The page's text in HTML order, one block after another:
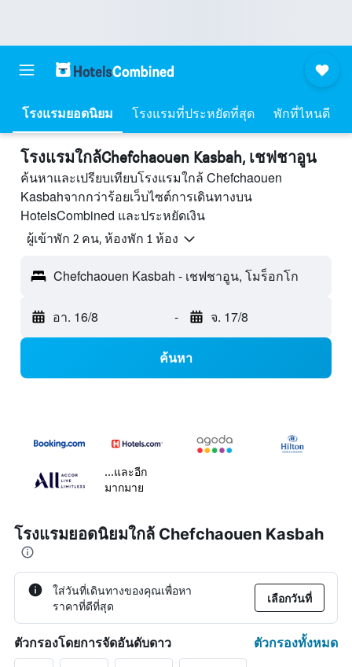
โรงแรมยอดนิยม โรงแรมที่ประหยัดที่สุด พักที่ไหนดี
โรงแรมใกล้Chefchaouen Kasbah, เชฟชาอูน
ค้นหาและเปรียบเทียบโรงแรมใกล้ Chefchaouen
Kasbahจากกว่าร้อยเว็บไซต์การเดินทางบน
HotelsCombined และประหยัดเงิน
ผู้เข้าพัก 2 คน, ห้องพัก 1 ห้อง
Chefchaouen Kasbah - เชฟชาอูน, โมร็อกโก
อา. 16/8 - จ. 17/8
ค้นหา
...และอีก
มากมาย
โรงแรมยอดนิยมใกล้ Chefchaouen Kasbah
ใส่วันที่เดินทางของคุณเพื่อหา
ราคาที่ดีที่สุด
เลือกวันที่
ตัวกรองโดยการจัดอันดับดาว ตัวกรองทั้งหมด